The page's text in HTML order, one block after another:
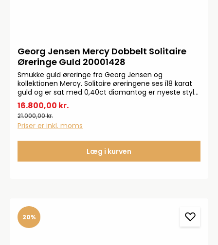
Georg Jensen Mercy Dobbelt Solitaire
Øreringe Guld 20001428
Smukke guld øreringe fra Georg Jensen og
kollektionen Mercy. Solitaire øreringene ses i18 karat
guld og er sat med 0,40ct diamantog er nyeste style
blandt Mercy-kollektionen. De finurlige snoede og
twistede former kendetegner Georg Jensen og
Mercy kollektionen rigtig godt. Måler 13 mm i længden
og 5 mm i bredden. OBS: SÆLGES SOM PAR
16.800,00 kr.
21.000,00 kr.
Priser er inkl. moms
Læg i kurven
20%